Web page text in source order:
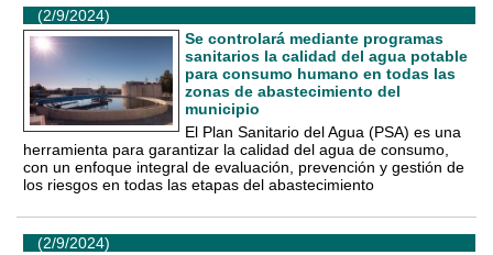
(2/9/2024)
Se controlará mediante programas
sanitarios la calidad del agua potable
para consumo humano en todas las
zonas de abastecimiento del
municipio
El Plan Sanitario del Agua (PSA) es una
herramienta para garantizar la calidad del agua de consumo,
con un enfoque integral de evaluación, prevención y gestión de
los riesgos en todas las etapas del abastecimiento
(2/9/2024)